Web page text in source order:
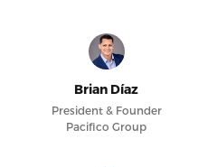
Brian Díaz
President & Founder
Pacifico Group